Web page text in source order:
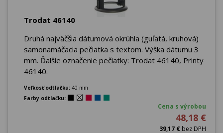
Trodat 46140
Druhá najväčšia dátumová okrúhla (guľatá, kruhová)
samonamáčacia pečiatka s textom. Výška dátumu 3
mm. Ďalšie označenie pečiatky: Trodat 46140, Printy
46140.
Veľkosť odtlačku: 40 mm
Farby odtlačku:
Cena s výrobou
48,18 €
39,17 € bez DPH